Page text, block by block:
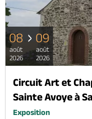
08
août
2026
09
août
2026
Circuit Art et
Sainte Avoye à
Exposition